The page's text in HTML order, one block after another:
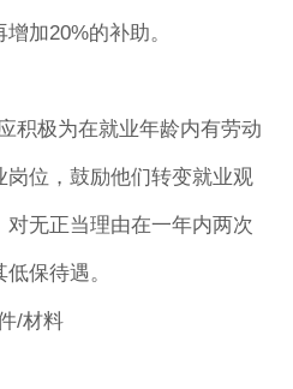
加20%的补助。
积极为在就业年龄内有劳动
位，鼓励他们转变就业观
无正当理由在一年内两次
保待遇。
/材料